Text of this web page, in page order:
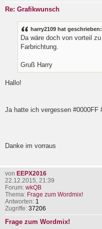
Re: Grafikwunsch
harry2109 hat geschrieben:
Da wäre doch von vorteil
Farbrichtung.
Gruß Harry
Hallo!
Ja hatte ich vergessen #0000FF
Danke im vorraus
von EEPX2016
22.12.2015, 21:39
Forum: wkQB
Thema: Frage zum Wordmix!
Antworten: 1
Zugriffe: 37206
Frage zum Wordmix!